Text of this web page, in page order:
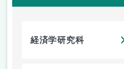
経済学研究科